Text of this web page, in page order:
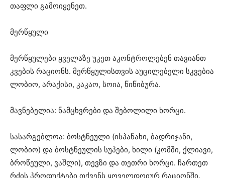
თაფლი გამოიყენეთ.
მერწყული
მერწყულები ყველაზე უკეთ აკონტროლებენ თავიანთ
კვების რაციონს. მერწყულისთვის აუცილებელი სკვებია
ლობიო, არაქისი, კაკაო, სოია, წიწიბურა.
მავნებელია: ნამცხვრები და შებოლილი ხორცი.
სასარგებლოა: ბოსტნეული (ისპანახი, ბადრიჯანი,
ლობიო) და ბოსტნეულის სუპები, ხილი (კომში, ქლიავი,
ბროწეული, ვაშლი), თევზი და თეთრი ხორცი. ჩართეთ
რძის პროდუქტები თქვენს ყოველდღიურ რაციონში.